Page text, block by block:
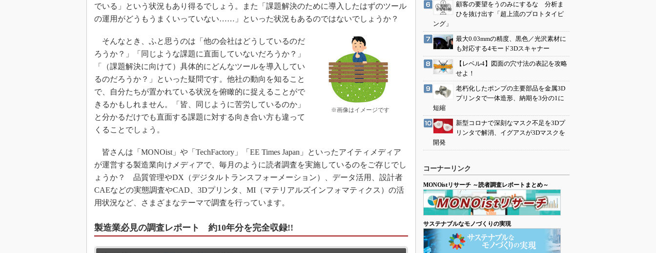
メイドインジャパン
植物工場
グローバル設計・開発
制御セキュリティ
新型コロナへの対応
でいる」という状況もあり得るでしょう。また「課題解決のために導入したはずのツール
の運用がどうもうまくいっていない……」といった状況もあるのではないでしょうか？
※画像はイメージです
そんなとき、ふと思うのは「他の会社はどうしているのだ
ろうか？」「同じような課題に直面していないだろうか？」
「（課題解決に向けて）具体的にどんなツールを導入してい
るのだろうか？」といった疑問です。他社の動向を知ること
で、自分たちが置かれている状況を俯瞰的に捉えることがで
きるかもしれません。「皆、同じように苦労しているのか」
と分かるだけでも直面する課題に対する向き合い方も違って
くることでしょう。
皆さんは「MONOist」や「TechFactory」「EE Times Japan」といったアイティメディア
が運営する製造業向けメディアで、毎月のように読者調査を実施しているのをご存じでし
ょうか？ 品質管理やDX（デジタルトランスフォーメーション）、データ活用、設計者
CAEなどの実態調査やCAD、3Dプリンタ、MI（マテリアルズインフォマティクス）の活
用状況など、さまざまなテーマで調査を行っています。
製造業必見の調査レポート 約10年分を完全収録!!
顧客の要望をうのみにするな 分析ま
ひを抜け出す「超上流のプロトタイピ
ング」
最大0.03mmの精度、黒色／光沢素材に
も対応する4モード3Dスキャナー
【レベル4】図面の穴寸法の表記を攻略
せよ！
老朽化したポンプの主要部品を金属3D
プリンタで一体造形、納期を3分の1に
短縮
新型コロナで深刻なマスク不足を3Dプ
リンタで解消、イグアスが3Dマスクを
開発
コーナーリンク
MONOistリサーチ ～読者調査レポートまとめ～
サステナブルなモノづくりの実現